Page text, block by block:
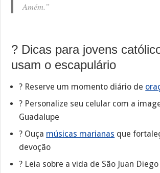
Amém.”
? Dicas para jovens
usam o escapulário
? Reserve um momento diário de
? Personalize seu celular com a
Guadalupe
? Ouça músicas marianas que
devoção
? Leia sobre a vida de São Juan